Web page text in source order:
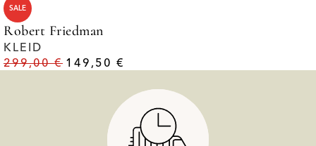
SALE
Robert Friedman
KLEID
299,00€ 149,50€